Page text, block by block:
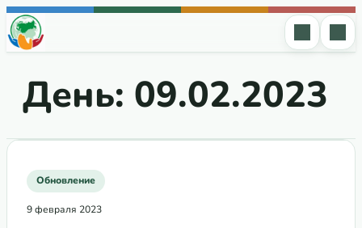
Перейти к содержимому
День: 09.02.2023
Обновление
9 февраля 2023